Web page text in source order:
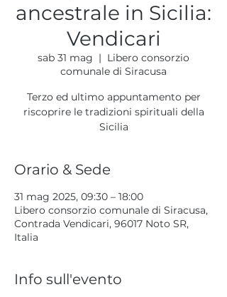
ancestrale in Sicilia:
Vendicari
sab 31 mag
  |
Libero consorzio
comunale di Siracusa
Terzo ed ultimo appuntamento per
riscoprire le tradizioni spirituali della
Sicilia
Orario & Sede
31 mag 2025, 09:30 – 18:00
Libero consorzio comunale di Siracusa,
Contrada Vendicari, 96017 Noto SR,
Italia
Info sull'evento